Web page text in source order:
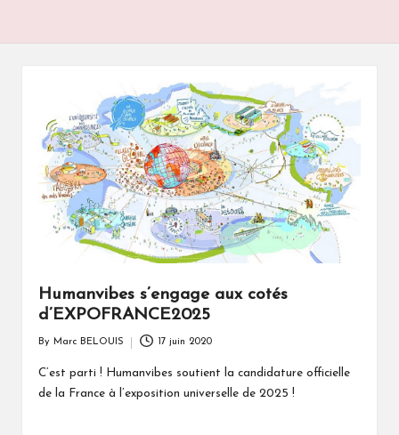
Humanvibes s’engage aux cotés
d’EXPOFRANCE2025
by
By Marc BELOUIS 17 juin 2020
C’est parti ! Humanvibes soutient la candidature officielle
de la France à l’exposition universelle de 2025 !